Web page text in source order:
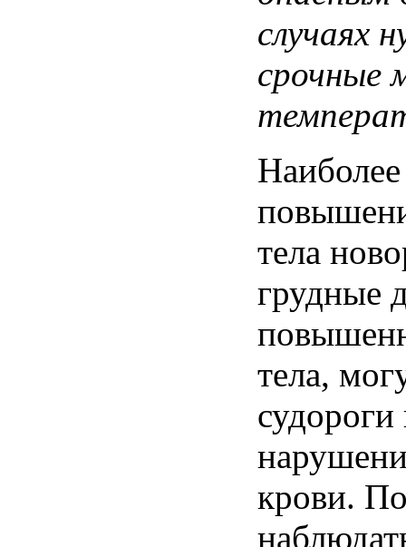
случаях
срочные
Наиболее
тела
грудные
тела,
судороги
крови.